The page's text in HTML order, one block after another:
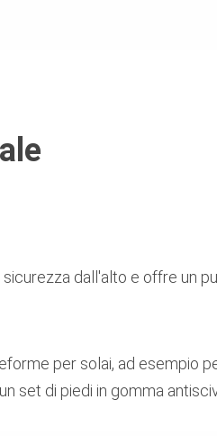
dall'alto e offre un
per solai, ad esempio
set di piedi in gomma